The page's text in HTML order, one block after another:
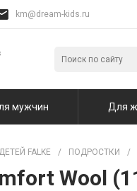
km@dream-kids.ru
мужчин Для
FALKE / ПОДРОСТКИ /
Wool